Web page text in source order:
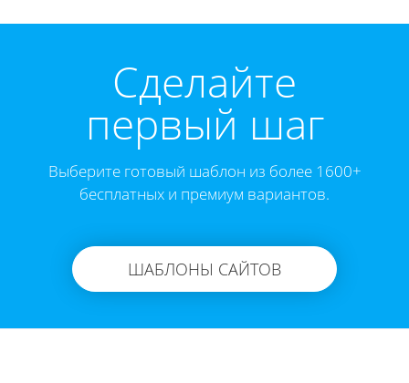
Cделайте
первый шаг
Выберите готовый шаблон из более 1600+
бесплатных и премиум вариантов.
ШАБЛОНЫ САЙТОВ